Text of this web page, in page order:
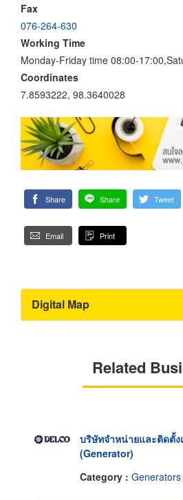
Fax
076-264-630
Working Time
Monday-Friday time 08:00-
Coordinates
7.8593222, 98.3640028
Share Share Tweet
Email Print
Digital Map
Related
บริษัทจำหน่ายและติดตั้ง
(Generator)
Category : Generators &